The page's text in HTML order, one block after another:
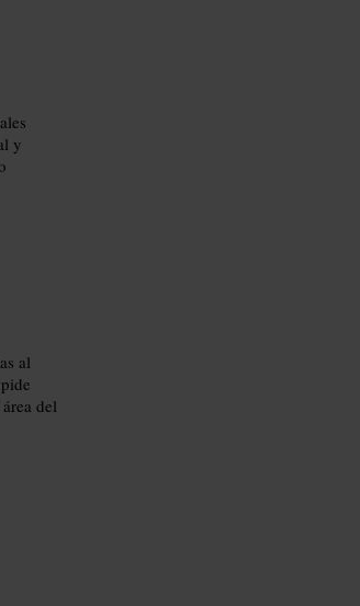
y
al
del